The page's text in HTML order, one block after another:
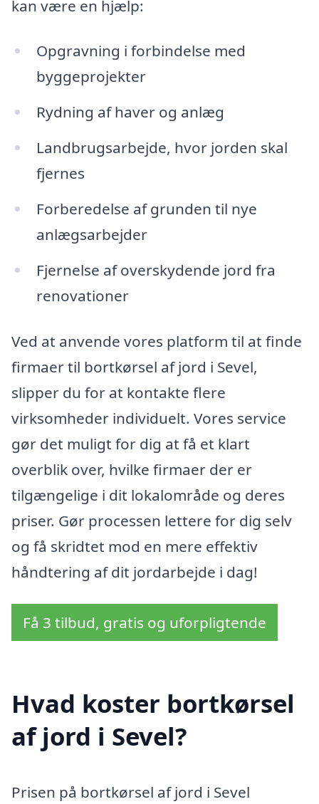
kan være en hjælp:
Opgravning i forbindelse med
byggeprojekter
Rydning af haver og anlæg
Landbrugsarbejde, hvor jorden skal
fjernes
Forberedelse af grunden til nye
anlægsarbejder
Fjernelse af overskydende jord fra
renovationer
Ved at anvende vores platform til at finde
firmaer til bortkørsel af jord i Sevel,
slipper du for at kontakte flere
virksomheder individuelt. Vores service
gør det muligt for dig at få et klart
overblik over, hvilke firmaer der er
tilgængelige i dit lokalområde og deres
priser. Gør processen lettere for dig selv
og få skridtet mod en mere effektiv
håndtering af dit jordarbejde i dag!
Få 3 tilbud, gratis og uforpligtende
Hvad koster bortkørsel
af jord i Sevel?
Prisen på bortkørsel af jord i Sevel